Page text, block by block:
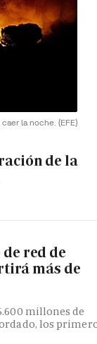
la noche. (EFE)
de la
red de
más de
millones de
los